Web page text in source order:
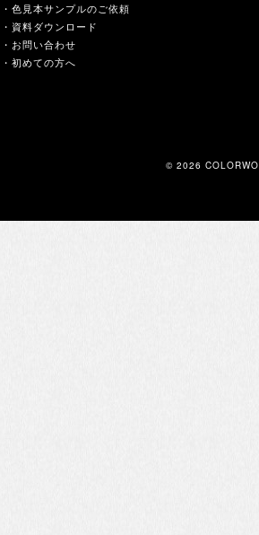
・色見本サンプルのご依頼
・資料ダウンロード
・お問い合わせ
・初めての方へ
© 2026